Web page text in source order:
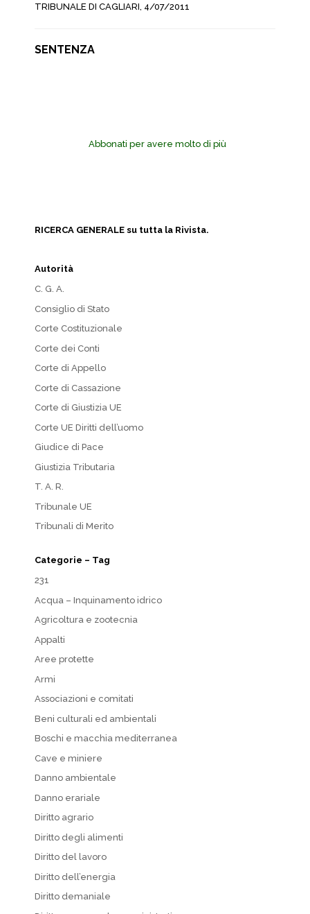
TRIBUNALE DI CAGLIARI, 4/07/2011
SENTENZA
Abbonati per avere molto di più
RICERCA GENERALE su tutta la Rivista.
Autorità
C. G. A.
Consiglio di Stato
Corte Costituzionale
Corte dei Conti
Corte di Appello
Corte di Cassazione
Corte di Giustizia UE
Corte UE Diritti dell’uomo
Giudice di Pace
Giustizia Tributaria
T. A. R.
Tribunale UE
Tribunali di Merito
Categorie – Tag
231
Acqua – Inquinamento idrico
Agricoltura e zootecnia
Appalti
Aree protette
Armi
Associazioni e comitati
Beni culturali ed ambientali
Boschi e macchia mediterranea
Cave e miniere
Danno ambientale
Danno erariale
Diritto agrario
Diritto degli alimenti
Diritto del lavoro
Diritto dell’energia
Diritto demaniale